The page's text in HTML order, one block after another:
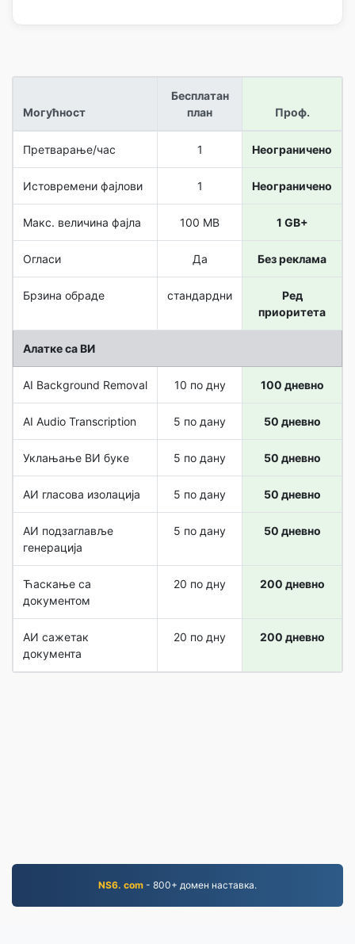
Могућност
Бесплатан
план
Проф.
Претварање/час 1 Неограничено
Истовремени фајлови 1 Неограничено
Макс. величина фајла 100 MB 1 GB+
Огласи Да Без реклама
Брзина обраде стандардни
Ред
приоритета
Алатке са ВИ
AI Background Removal 10 по дну 100 дневно
AI Audio Transcription 5 по дану 50 дневно
Уклањање ВИ буке 5 по дану 50 дневно
АИ гласова изолација 5 по дану 50 дневно
АИ подзаглавље
генерација
5 по дану 50 дневно
Ћаскање са
документом
20 по дну 200 дневно
АИ сажетак
документа
20 по дну 200 дневно
NS6. com - 800+ домен наставка.